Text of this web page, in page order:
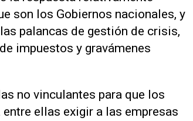
son los Gobiernos nacionales, y
palancas de gestión de crisis,
impuestos y gravámenes
no vinculantes para que los
ellas exigir a las empresas